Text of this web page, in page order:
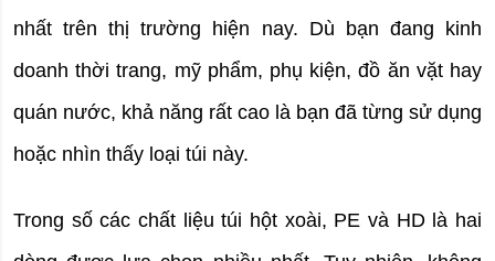
nhất trên thị trường hiện nay. Dù bạn đang kinh
doanh thời trang, mỹ phẩm, phụ kiện, đồ ăn vặt
quán nước, khả năng rất cao là bạn đã từng sử dụng
hoặc nhìn thấy loại túi này.
Trong số các chất liệu túi hột xoài, PE và HD là hai